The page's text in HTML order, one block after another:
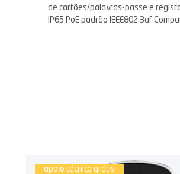
de cartões/palavras-passe e
IP65 PoE padrão IEEE802.3af
apoio técnico grátis